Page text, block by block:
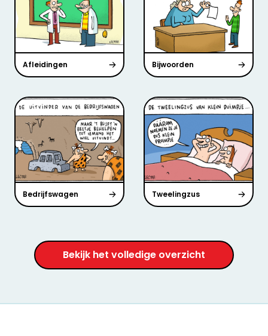
Afleidingen Bijwoorden
Bedrijfswagen Tweelingzus
Bekijk het volledige overzicht